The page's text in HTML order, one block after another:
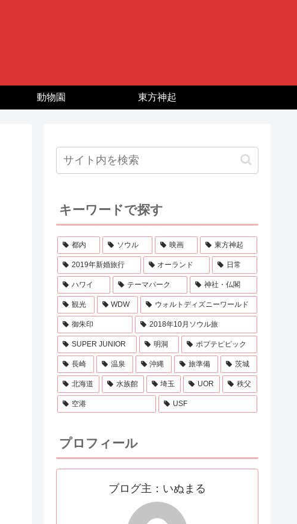
動物園 東方神起
キーワードで探す
都内 ソウル 映画 東方神起
2019年新婚旅行 オーランド 日常
ハワイ テーマパーク 神社・仏閣
観光 WDW ウォルトディズニーワールド
御朱印 2018年10月ソウル旅
SUPER JUNIOR 明洞 ポプテピピック
長崎 温泉 沖縄 旅準備 茨城
北海道 水族館 埼玉 UOR 秩父
空港 USF
プロフィール
ブログ主：いぬまる